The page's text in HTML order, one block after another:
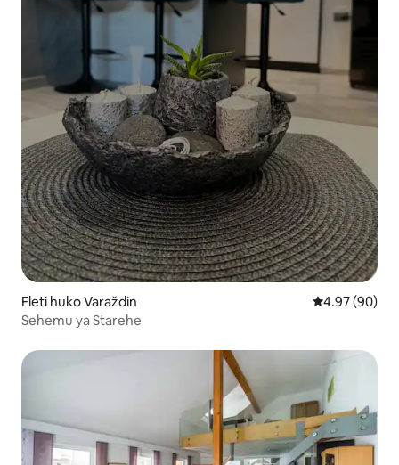
Fleti huko Varaždin Ukadiriaji wa
4.97 (90)
Sehemu ya Starehe